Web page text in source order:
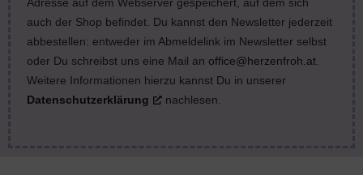
auch der Shop befindet. Du kannst den Newsletter jederzeit
abbestellen: entweder im Abmeldelink im Newsletter selbst
oder Du schreibst uns eine Mail an office@herzenfroh.at
Weitere Informationen hierzu kannst Du in unserer
Datenschutzerklärung
nachlesen.